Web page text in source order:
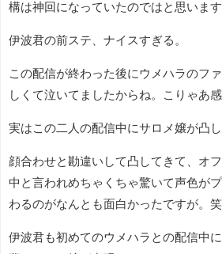
構は神回になっていたのではと思います
伊波君の前ステ、ナイスすぎる。
この配信が終わった後にウメハラのフ
しくて泣いてましたからね。こりゃあ感
実はこの二人の配信中にサロメ嬢が凸し
顔合わせと勘違いして凸してきて、オ
中と言われめちゃくちゃ驚いて声色が
わるのがなんとも面白かったですが。笑
伊波君も初めてのウメハラとの配信中